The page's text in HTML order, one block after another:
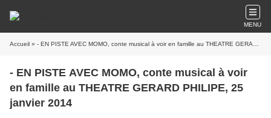
MENU
Accueil » - EN PISTE AVEC MOMO, conte musical à voir en famille au THEATRE GERARD PHILIPE, 25 janvier 2014
- EN PISTE AVEC MOMO, conte musical à voir
en famille au THEATRE GERARD PHILIPE, 25
janvier 2014